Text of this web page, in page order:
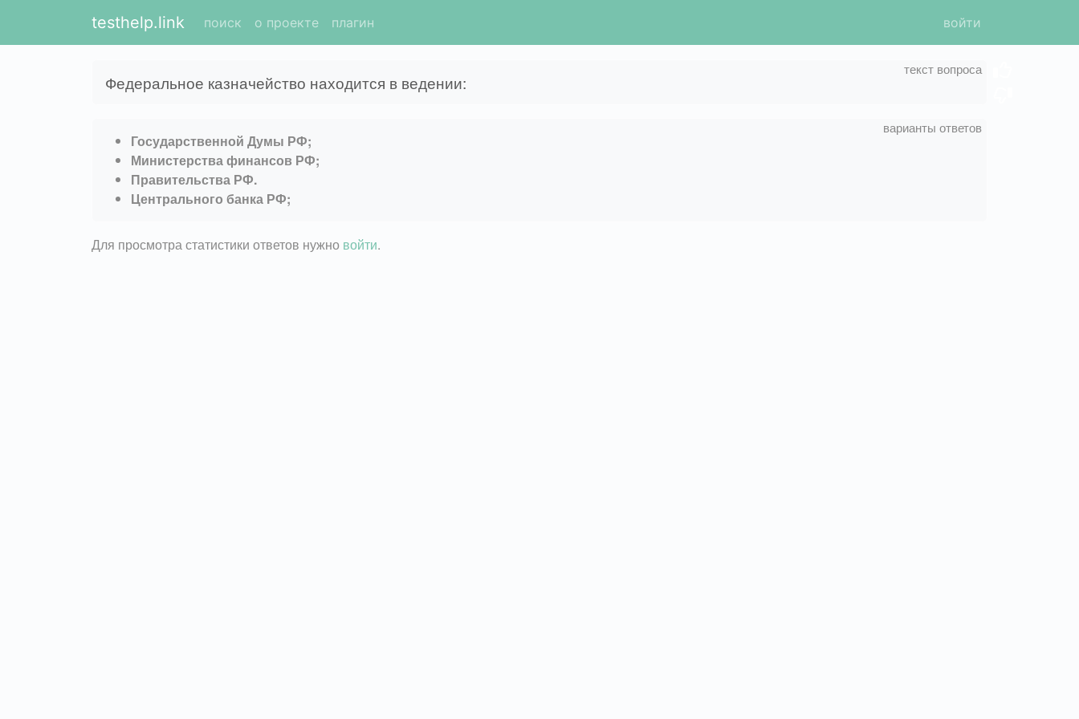
testhelp.link поиск о проекте плагин войти
Федеральное казначейство находится в ведении:
Государственной Думы РФ;
Министерства финансов РФ;
Правительства РФ.
Центрального банка РФ;
Для просмотра статистики ответов нужно войти.